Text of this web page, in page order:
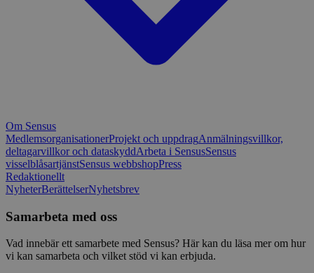
Om Sensus
MedlemsorganisationerProjekt och uppdragAnmälningsvillkor,
deltagarvillkor och dataskyddArbeta i SensusSensus
visselblåsartjänstSensus webbshopPress
Redaktionellt
NyheterBerättelserNyhetsbrev
Samarbeta med oss
Vad innebär ett samarbete med Sensus? Här kan du läsa mer om hur
vi kan samarbeta och vilket stöd vi kan erbjuda.